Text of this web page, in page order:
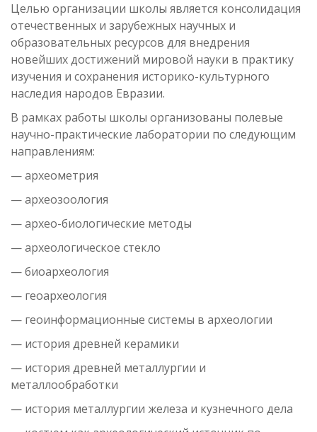
Целью организации школы является консолидация
отечественных и зарубежных научных и
образовательных ресурсов для внедрения
новейших достижений мировой науки в практику
изучения и сохранения историко-культурного
наследия народов Евразии.
В рамках работы школы организованы полевые
научно-практические лаборатории по следующим
направлениям:
— археометрия
— археозоология
— архео-биологические методы
— археологическое стекло
— биоархеология
— геоархеология
— геоинформационные системы в археологии
— история древней керамики
— история древней металлургии и
металлообработки
— история металлургии железа и кузнечного дела